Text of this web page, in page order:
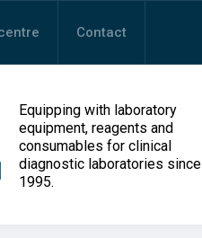
Contact
Equipping with laboratory
equipment, reagents and
consumables for clinical
diagnostic laboratories since
1995.